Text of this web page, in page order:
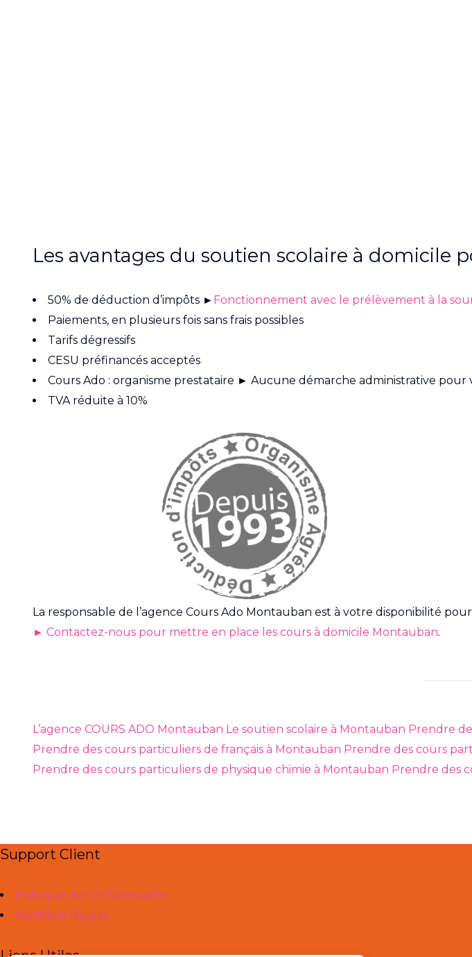
Les avantages du soutien scolaire à domicile
50% de déduction d’impôts ► Fonctionnement avec le prélèvement à la
Paiements, en plusieurs fois sans frais possibles
Tarifs dégressifs
CESU préfinancés acceptés
Cours Ado : organisme prestataire ► Aucune démarche administrative pour
TVA réduite à 10%
La responsable de l’agence Cours Ado Montauban est à votre disponibilité
► Contactez-nous pour mettre en place les cours à domicile Montauban.
L’agence COURS ADO Montauban Le soutien scolaire à Montauban Prendre
Prendre des cours particuliers de français à Montauban Prendre des cours
Prendre des cours particuliers de physique chimie à Montauban Prendre des
Support Client
Politique de confidentialité
Mentions légales